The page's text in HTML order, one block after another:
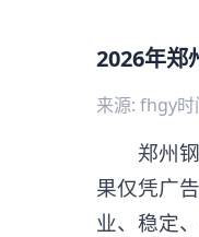
2026年郑
来源: fhgy
郑州钢
果仅凭广
业、稳定